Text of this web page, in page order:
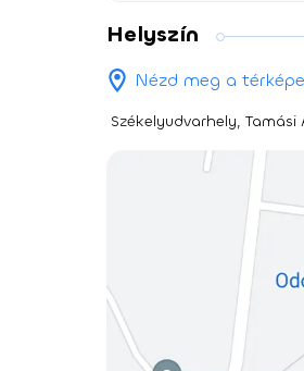
Helyszín
Nézd meg a
Székelyudvarhely, Tamási